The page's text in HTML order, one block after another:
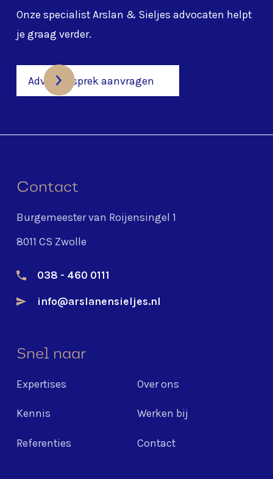
Onze specialist Arslan & Sieljes advocaten helpt
je graag verder.
Adviesgesprek aanvragen
Contact
Burgemeester van Roijensingel 1
8011 CS Zwolle
038 - 460 0111
info@arslanensieljes.nl
Snel naar
Expertises Over ons
Kennis Werken bij
Referenties Contact